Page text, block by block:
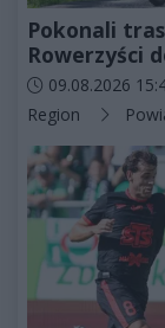
Pokonali
Rowerzyści
Data dodania
09.08.2026
Kategorie
Region